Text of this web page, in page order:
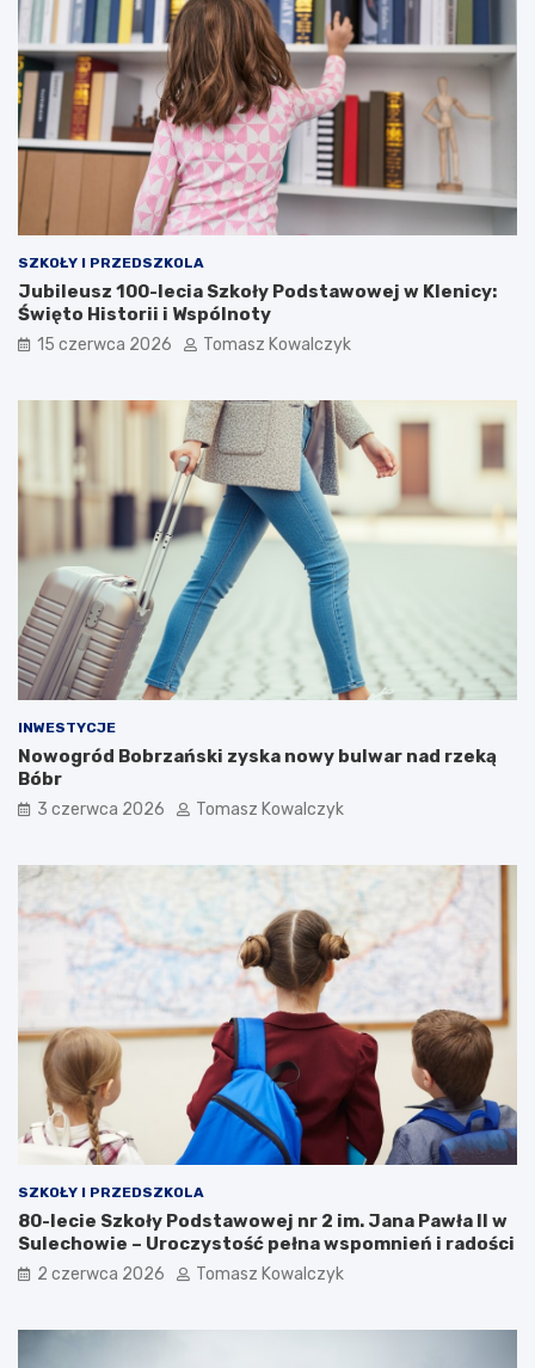
SZKOŁY I PRZEDSZKOLA
Jubileusz 100-lecia Szkoły Podstawowej w Klenicy:
Święto Historii i Wspólnoty
15 czerwca 2026 Tomasz Kowalczyk
INWESTYCJE
Nowogród Bobrzański zyska nowy bulwar nad rzeką
Bóbr
3 czerwca 2026 Tomasz Kowalczyk
SZKOŁY I PRZEDSZKOLA
80-lecie Szkoły Podstawowej nr 2 im. Jana Pawła II w
Sulechowie – Uroczystość pełna wspomnień i radości
2 czerwca 2026 Tomasz Kowalczyk